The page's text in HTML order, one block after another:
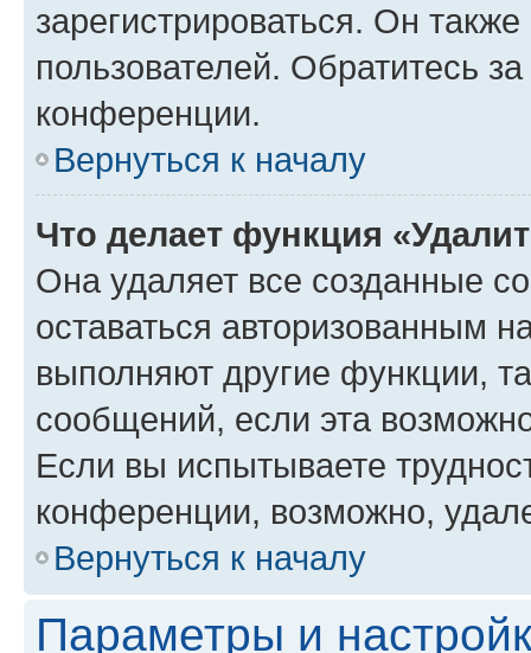
зарегистрироваться. Он
пользователей. Обратитесь
конференции.
Вернуться к началу
Что делает функция
Она удаляет все созданные
оставаться авторизованным
выполняют другие функции,
сообщений, если эта
Если вы испытываете
конференции, возможно,
Вернуться к началу
Параметры и